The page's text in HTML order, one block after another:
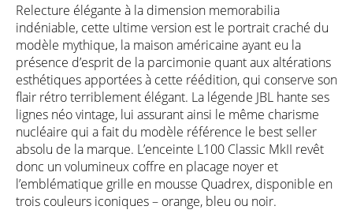
Relecture élégante à la dimension memorabilia
indéniable, cette ultime version est le portrait craché du
modèle mythique, la maison américaine ayant eu la
présence d’esprit de la parcimonie quant aux altérations
esthétiques apportées à cette réédition, qui conserve son
flair rétro terriblement élégant. La légende JBL hante ses
lignes néo vintage, lui assurant ainsi le même charisme
nucléaire qui a fait du modèle référence le best seller
absolu de la marque. L’enceinte L100 Classic MkII revêt
donc un volumineux coffre en placage noyer et
l’emblématique grille en mousse Quadrex, disponible en
trois couleurs iconiques – orange, bleu ou noir.